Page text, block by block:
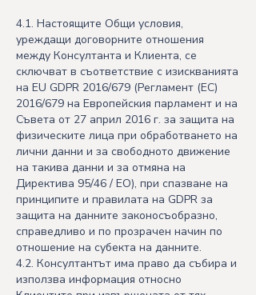
4.1. Настоящите Общи условия,
уреждащи договорните отношения
между Консултанта и Клиента, се
сключват в съответствие с изискванията
на EU GDPR 2016/679 (Регламент (ЕС)
2016/679 на Европейския парламент и на
Съвета от 27 април 2016 г. за защита на
физическите лица при обработването на
лични данни и за свободното движение
на такива данни и за отмяна на
Директива 95/46 / ЕО), при спазване на
принципите и правилата на GDPR за
защита на данните законосъобразно,
справедливо и по прозрачен начин по
отношение на субекта на данните.
4.2. Консултантът има право да събира и
използва информация относно